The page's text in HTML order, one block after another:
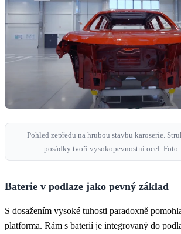
Pohled zepředu na hrubou stavbu karoserie.
posádky tvoří vysokopevnostní ocel. Foto:
Baterie v podlaze jako pevný základ
S dosažením vysoké tuhosti paradoxně
platforma. Rám s baterií je integrovaný do